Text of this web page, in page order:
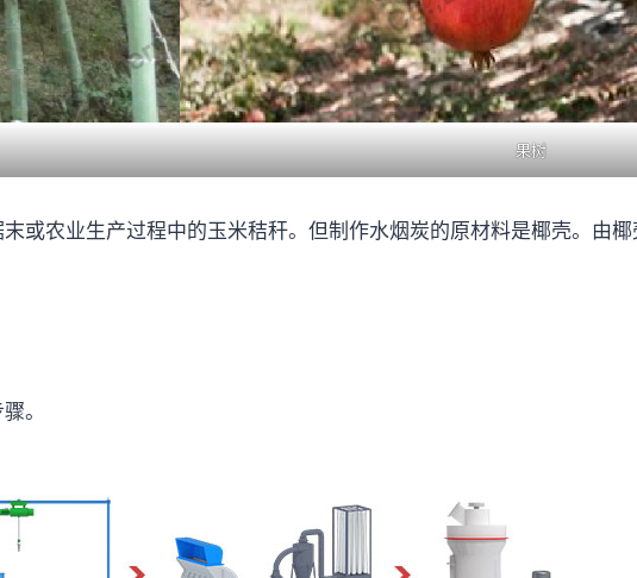
果树
或农业生产过程中的玉米秸秆。但制作水烟炭的原材料是椰壳。由
。